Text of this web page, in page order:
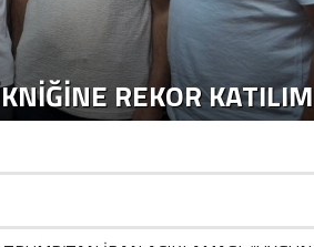
REKOR KATILIM